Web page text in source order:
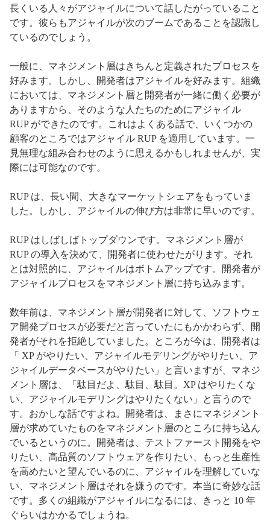
長くいる人々がアジャイルについて話したがっていること
です。彼らもアジャイルが次のブームであることを認識し
ているのでしょう。
一般に、マネジメント層はきちんと定義されたプロセスを
好みます。しかし、開発者はアジャイルを好みます。組織
においては、マネジメント層と開発者が一緒に働く必要が
ありますから、そのような人たちのためにアジャイル
RUP ができたのです。これはよくある話で、いくつかの
顧客のところではアジャイル RUP を適用しています。一
見無理な組み合わせのように思えるかもしれませんが、実
際には可能なのです。
RUP は、長い間、大きなマーケットシェアをもっていま
した。しかし、アジャイルの伸び方は非常に早いのです。
RUP はしばしばトップダウンです。マネジメント層が
RUP の導入を決めて、開発者に使わせたがります。それ
とは対照的に、アジャイルはボトムアップです。開発者が
アジャイルプロセスをマネジメント層に持ち込みます。
数年前は、マネジメント層が開発者に対して、ソフトウェ
ア開発プロセスが必要だと言っていたにもかかわらず、開
発者がそれを拒絶していました。ところが今は、開発者は
「 XP がやりたい、アジャイルモデリングがやりたい、ア
ジャイルデータベースがやりたい」と言いますが、マネジ
メント層は、「駄目だよ、駄目、駄目。XP はやりたくな
い、アジャイルモデリングはやりたくない」と言うので
す。おかしな話ですよね。開発者は、まさにマネジメント
層が求めていたものをマネジメント層のところに持ち込ん
でいるというのに。開発者は、テストファースト開発をや
りたい、高品質のソフトウェアを作りたい、もっと生産性
を高めたいと望んでいるのに、アジャイルを理解していな
い、マネジメント層はそれを嫌うのです。本当に奇妙な話
です。多くの組織がアジャイルになるには、きっと 10 年
ぐらいはかかるでしょうね。